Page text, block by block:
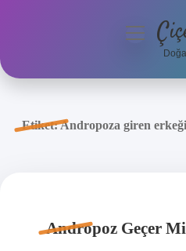
Anasayfa
menüyü
Etiket:Andropoza giren
Andropoz Geçer Mi